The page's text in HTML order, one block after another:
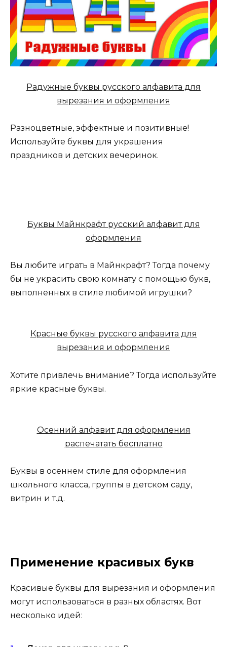
Радужные буквы русского алфавита для
вырезания и оформления
Разноцветные, эффектные и позитивные!
Используйте буквы для украшения
праздников и детских вечеринок.
Буквы Майнкрафт русский алфавит для
оформления
Вы любите играть в Майнкрафт? Тогда почему
бы не украсить свою комнату с помощью букв,
выполненных в стиле любимой игрушки?
Красные буквы русского алфавита для
вырезания и оформления
Хотите привлечь внимание? Тогда используйте
яркие красные буквы.
Осенний алфавит для оформления
распечатать бесплатно
Буквы в осеннем стиле для оформления
школьного класса, группы в детском саду,
витрин и т.д.
Применение красивых букв
Красивые буквы для вырезания и оформления
могут использоваться в разных областях. Вот
несколько идей: